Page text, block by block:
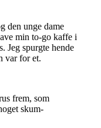
den unge dame
min to-go kaffe i
Jeg spurgte hende
var for et.
frem, som
skum-